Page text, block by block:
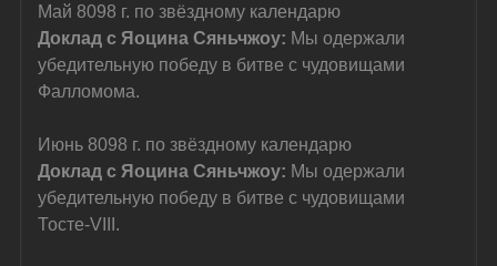
Май 8098 г. по звёздному календарю
Доклад с Яоцина Сяньчжоу: Мы одержали
убедительную победу в битве с чудовищами
Фалломома.
Июнь 8098 г. по звёздному календарю
Доклад с Яоцина Сяньчжоу: Мы одержали
убедительную победу в битве с чудовищами
Тосте-VIII.